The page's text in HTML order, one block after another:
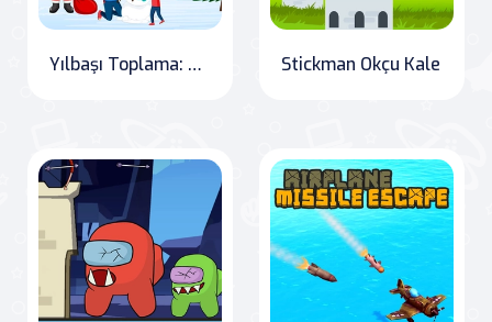
Yılbaşı Toplama: Balon Vuruşu Stickman Okçu Kale